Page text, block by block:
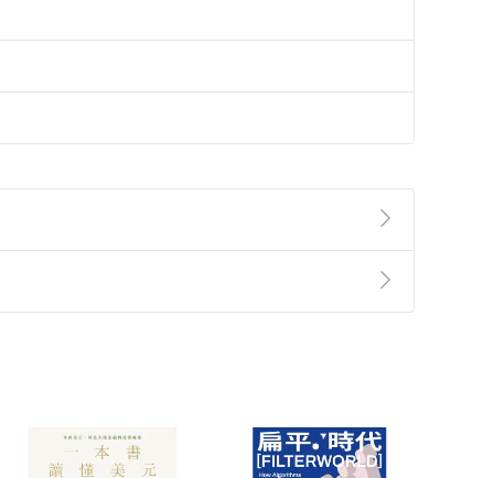
第2條第5款之規定，「非以有形媒介提供之數位
點選「瀏覽訂單明細」 「申請取消訂單/退
付款方式
Payment
完成訂單
Complete